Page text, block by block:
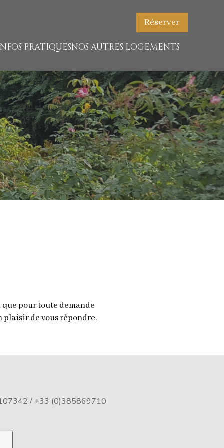
Réserver
PRATIQUESNOS AUTRES LOGEMENTS
pour toute demande
plaisir de vous répondre.
/ +33 (0)385869710